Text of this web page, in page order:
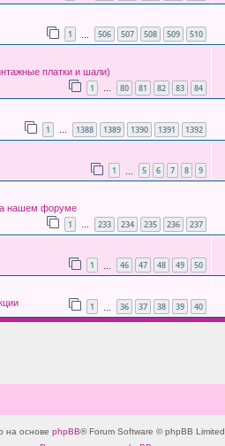
1 506 507 508 509 510
платки и шали)
1 … 80 81 82 83 84
1 1388 1389 1390 1391 1392
1 5 6 7 8 9
нашем форуме
1 … 233 234 235 236 237
1 46 47 48 49 50
1 36 37 38 39 40
на основе phpBB® Forum Software © phpBB Limited